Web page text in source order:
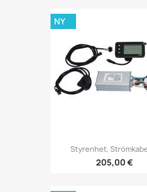
Styrenhet,
205,00 €
NY